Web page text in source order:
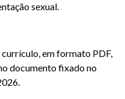
sexual.
em formato PDF,
documento fixado no